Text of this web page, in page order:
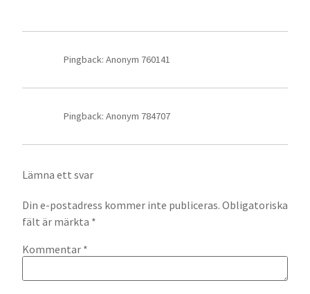
Pingback: Anonym 760141
Pingback: Anonym 784707
Lämna ett svar
Din e-postadress kommer inte publiceras. Obligatoriska
fält är märkta *
Kommentar *